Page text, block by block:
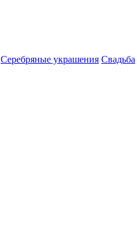
Серебряные украшения Свадьба